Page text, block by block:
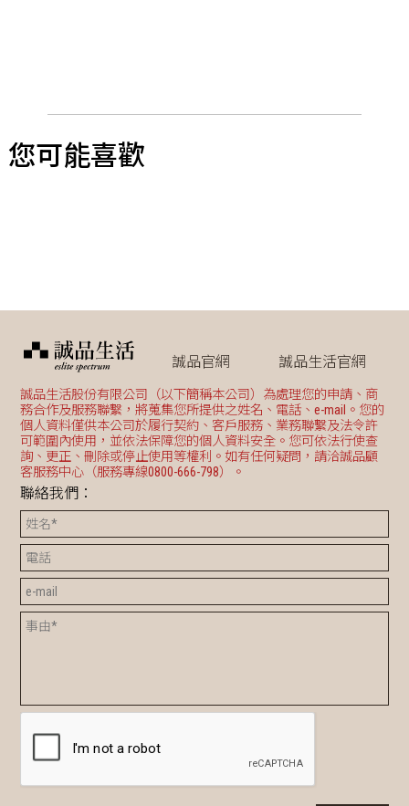
您可能喜歡
誠品官網 誠品生活官網
誠品生活股份有限公司（以下簡稱本公司）為處理您的申請、商
務合作及服務聯繫，將蒐集您所提供之姓名、電話、e-mail。您的
個人資料僅供本公司於履行契約、客戶服務、業務聯繫及法令許
可範圍內使用，並依法保障您的個人資料安全。您可依法行使查
詢、更正、刪除或停止使用等權利。如有任何疑問，請洽誠品顧
客服務中心（服務專線0800-666-798）。
聯絡我們：